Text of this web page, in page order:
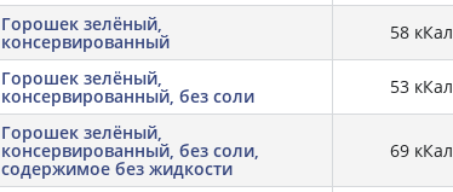
Горошек зелёный,
консервированный 58 кКал
Горошек зелёный,
консервированный, без соли 53 кКал
Горошек зелёный,
консервированный, без соли,
содержимое без жидкости
69 кКал